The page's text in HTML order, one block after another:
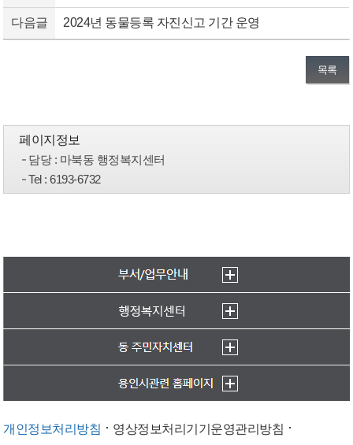
다음글 2024년 동물등록 자진신고 기간 운영
목록
페이지정보
담당: 마북동 행정복지센터
Tel: 6193-6732
개인정보처리방침 영상정보처리기기운영관리방침